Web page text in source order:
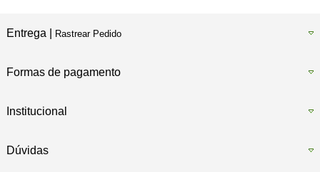
Entrega | Rastrear Pedido
Formas de pagamento
Institucional
Dúvidas